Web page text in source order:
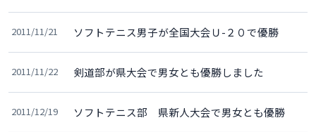
2011/11/21 ソフトテニス男子が全国大会Ｕ-２０で優勝
2011/11/22 剣道部が県大会で男女とも優勝しました
2011/12/19 ソフトテニス部 県新人大会で男女とも優勝